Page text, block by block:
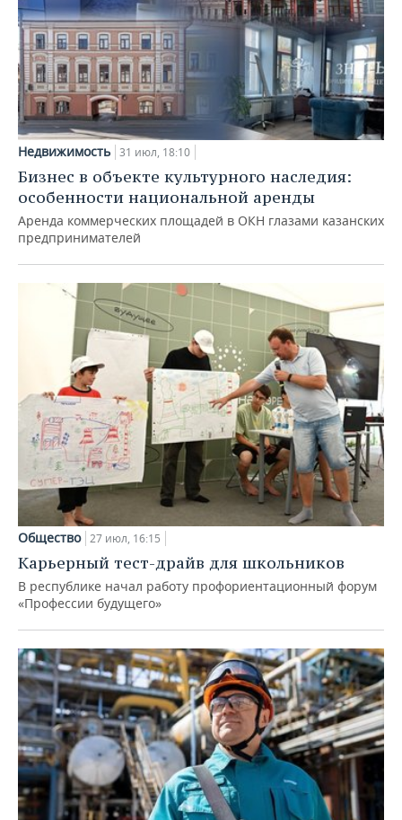
Недвижимость 31 июл, 18:10
Бизнес в объекте культурного наследия:
особенности национальной аренды
Аренда коммерческих площадей в ОКН глазами казанских
предпринимателей
Общество 27 июл, 16:15
Карьерный тест-драйв для школьников
В республике начал работу профориентационный форум
«Профессии будущего»